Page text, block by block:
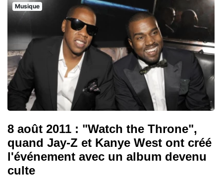
Musique
8 août 2011 : "Watch the Throne",
quand Jay-Z et Kanye West ont créé
l'événement avec un album devenu
culte